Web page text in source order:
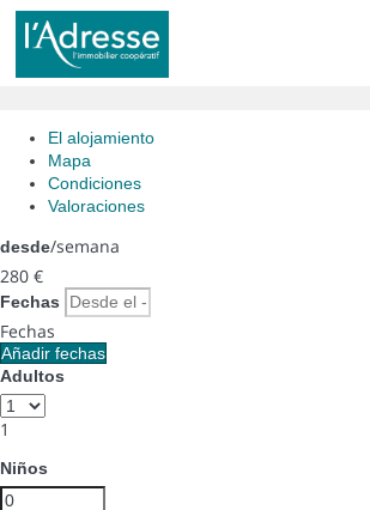
El alojamiento
Mapa
Condiciones
Valoraciones
desde/semana
280 €
Fechas
Fechas
Añadir fechas
Adultos
1
Niños